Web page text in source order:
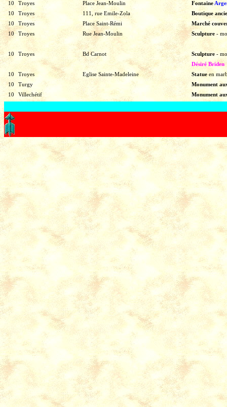
10 Troyes Place Jean-Moulin Fontaine
10
Troyes 111, rue Emile-Zola
Boutique
10
Troyes Place Saint-Rémi
Marché
10
Troyes Rue Jean-Moulin Sculpture -
10 Troyes Bd Carnot Sculpture -
Désiré Briden
10
Troyes Eglise Sainte-Madeleine Statue en
10
Turgy
Monument
10
Villechétif Monument